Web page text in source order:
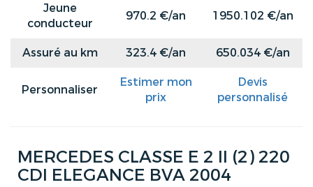
Jeune
conducteur
970.2 €/an 1950.102 €/an
Assuré au km 323.4 €/an 650.034 €/an
Personnaliser
Estimer mon
prix
Devis
personnalisé
MERCEDES CLASSE E 2 II (2) 220
CDI ELEGANCE BVA 2004